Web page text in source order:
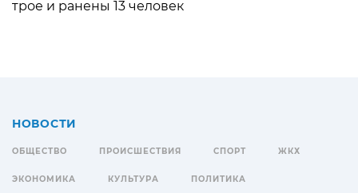
трое и ранены 13 человек
НОВОСТИ
ОБЩЕСТВО ПРОИСШЕСТВИЯ СПОРТ ЖКХ
ЭКОНОМИКА КУЛЬТУРА ПОЛИТИКА